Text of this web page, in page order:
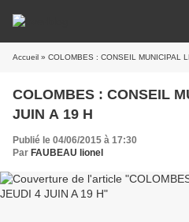
Accueil » COLOMBES : CONSEIL MUNICIPAL
COLOMBES : CONSEIL
JUIN A 19 H
Publié le 04/06/2015 à 17:30
Par FAUBEAU lionel